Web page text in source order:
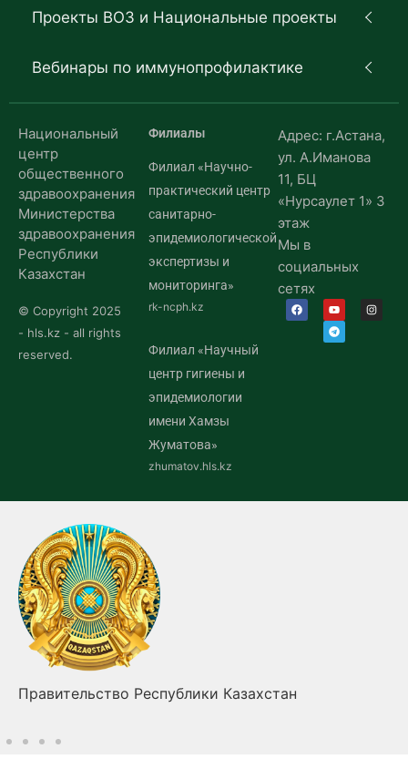
Проекты ВОЗ и Национальные проекты
Вебинары по иммунопрофилактике
Национальный
центр
общественного
здравоохранения
Министерства
здравоохранения
Республики
Казахстан
© Copyright 2025
- hls.kz - all rights
reserved.
Филиалы
Филиал «Научно-
практический центр
санитарно-
эпидемиологической
экспертизы и
мониторинга»
rk-ncph.kz
Филиал «Научный
центр гигиены и
эпидемиологии
имени Хамзы
Жуматова»
zhumatov.hls.kz
Адрес: г.Астана,
ул. А.Иманова
11, БЦ
«Нурсаулет 1» 3
этаж
Мы в
социальных
сетях
Правительство Республики Казахстан